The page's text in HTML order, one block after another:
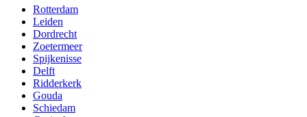
Rotterdam
Leiden
Dordrecht
Zoetermeer
Spijkenisse
Delft
Ridderkerk
Gouda
Schiedam